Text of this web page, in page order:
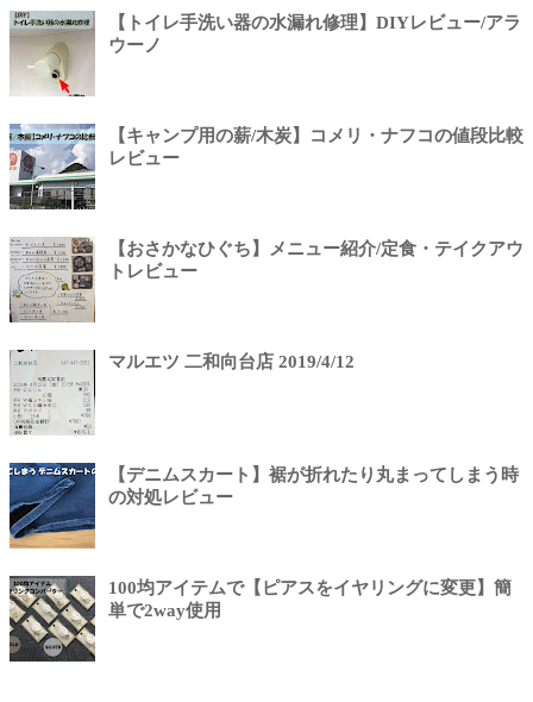
【トイレ手洗い器の水漏れ修理】DIYレビュー/アラ
ウーノ
【キャンプ用の薪/木炭】コメリ・ナフコの値段比較
レビュー
【おさかなひぐち】メニュー紹介/定食・テイクアウ
トレビュー
マルエツ 二和向台店 2019/4/12
【デニムスカート】裾が折れたり丸まってしまう時
の対処レビュー
100均アイテムで【ピアスをイヤリングに変更】簡
単で2way使用